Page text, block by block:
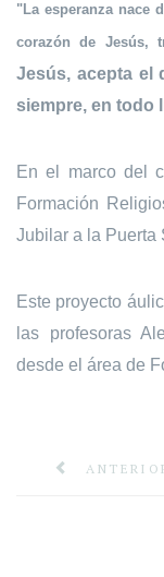
"La esperanza nace
corazón de Jesús,
Jesús, acepta el
siempre, en todo
En el marco del
Formación
Jubilar a la Puerta
Este proyecto
las profesoras
desde el área de